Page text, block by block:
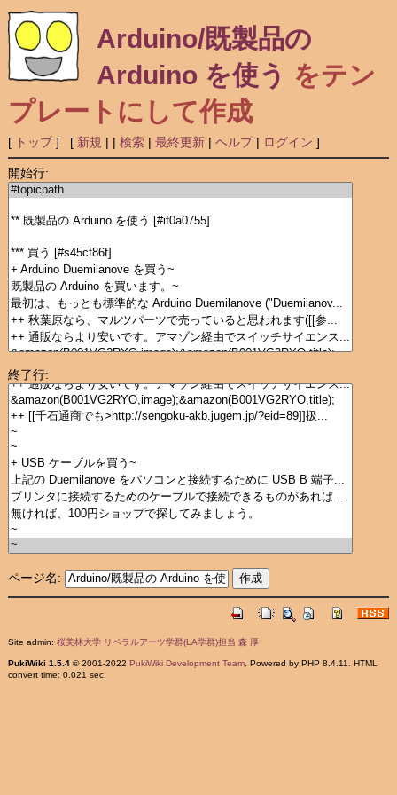
Arduino/既製品の
Arduino を使う をテン
プレートにして作成
[ トップ] [ 新規 | | 検索| 最終更新| ヘルプ| ログイン ]
開始行:
終了行:
ページ名:
Site admin: 桜美林大学 リベラルアーツ学群(LA学群)担当 森 厚
PukiWiki 1.5.4© 2001-2022 PukiWiki Development Team. Powered by PHP 8.4.11. HTML
convert time: 0.021 sec.